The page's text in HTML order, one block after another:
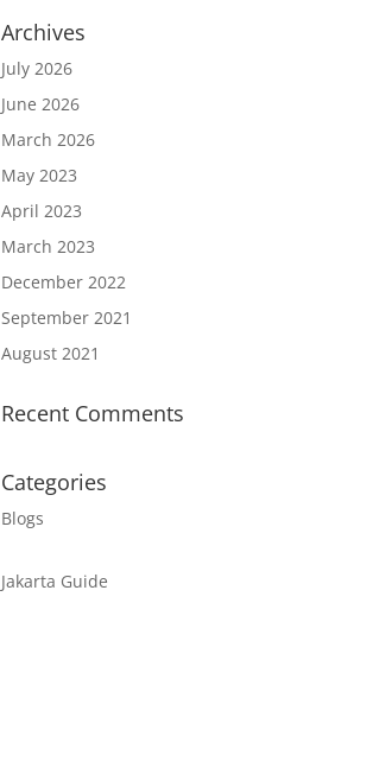
Archives
July 2026
June 2026
March 2026
May 2023
April 2023
March 2023
December 2022
September 2021
August 2021
Recent Comments
Categories
Blogs
Jakarta Guide